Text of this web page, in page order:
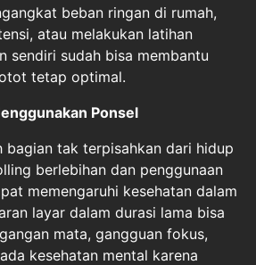
beban ringan di rumah,
atau melakukan latihan
sendiri sudah bisa membantu
tetap optimal.
Ponsel
bagian tak terpisahkan dari hidup
berlebihan dan penggunaan
memengaruhi kesehatan dalam
layar dalam durasi lama bisa
mata, gangguan fokus,
kesehatan mental karena